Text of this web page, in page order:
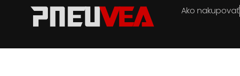
Ako nakupovať